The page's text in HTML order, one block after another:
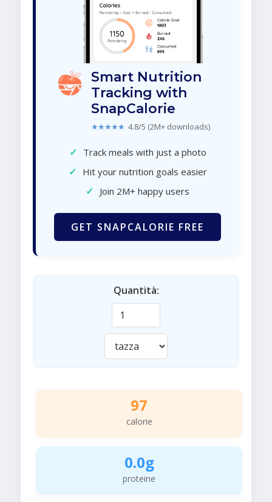
Smart Nutrition
Tracking with
SnapCalorie
★★★★★ 4.8/5 (2M+ downloads)
✓ Track meals with just a photo
✓ Hit your nutrition goals easier
✓ Join 2M+ happy users
GET SNAPCALORIE FREE
Quantità:
97
calorie
0.0g
proteine